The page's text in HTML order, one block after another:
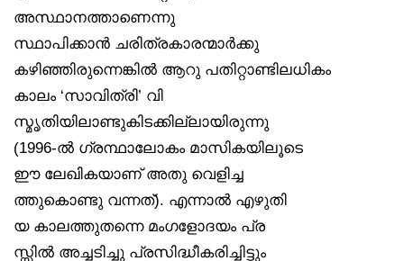
അസ്ഥാനത്താണെന്നു
സ്ഥാപിക്കാൻ ചരിത്രകാരന്മാർക്കു
കഴിഞ്ഞിരുന്നെങ്കിൽ ആറു പതിറ്റാണ്ടിലധികം
കാലം ‘സാവിത്രി’ വി
സ്മൃതിയിലാണ്ടുകിടക്കില്ലായിരുന്നു
(1996-ൽ ഗ്രന്ഥാലോകം മാസികയിലൂടെ
ഈ ലേഖികയാണ് അതു വെളിച്ച
ത്തുകൊണ്ടു വന്നത്). എന്നാൽ എഴുതി
യ കാലത്തുതന്നെ മംഗളോദയം പ്ര
സ്സിൽ അച്ചടിച്ചു പ്രസിദ്ധീകരിച്ചിട്ടും